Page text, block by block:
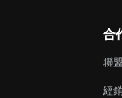
合
聯
經